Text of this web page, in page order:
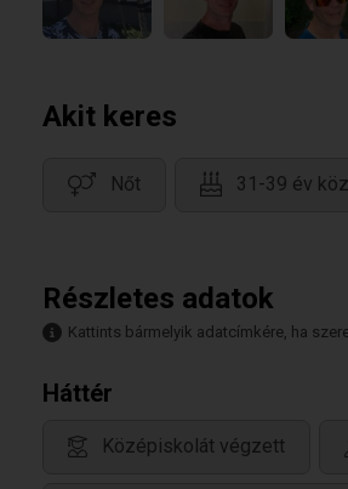
Akit keres
Nőt 31-39 év
Részletes adatok
Kattints bármelyik adatcímkére, ha
Háttér
Középiskolát végzett